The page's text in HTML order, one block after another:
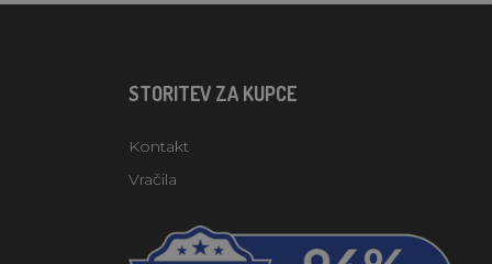
STORITEV ZA KUPCE
Kontakt
Vračila